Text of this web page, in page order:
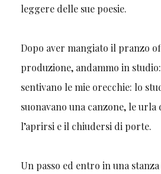
leggere delle sue poesie.
Dopo aver mangiato il pranzo
produzione, andammo in
sentivano le mie orecchie: lo
suonavano una canzone, le
l’aprirsi e il chiudersi di porte.
Un passo ed entro in una